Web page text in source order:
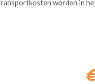
worden in